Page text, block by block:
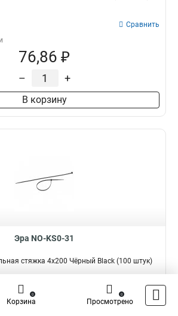
Сравнить
76,86 ₽
– +
В корзину
Эра NO-KS0-31
стяжка 4x200 Чёрный Black (100 штук)
Сравнить
Корзина
0
Просмотрено
0